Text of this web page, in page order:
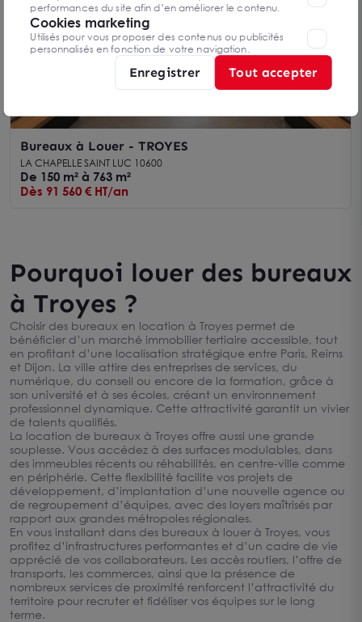
Bureaux à Louer - TROYES
LA CHAPELLE SAINT LUC 10600
De 150 m² à 763 m²
Dès 91 560 € HT/an
Pourquoi louer des bureaux
à Troyes ?
Choisir des bureaux en location à Troyes permet de
bénéficier d’un marché immobilier tertiaire accessible, tout
en profitant d’une localisation stratégique entre Paris, Reims
et Dijon. La ville attire des entreprises de services, du
numérique, du conseil ou encore de la formation, grâce à
son université et à ses écoles, créant un environnement
professionnel dynamique. Cette attractivité garantit un vivier
de talents qualifiés.
La location de bureaux à Troyes offre aussi une grande
souplesse. Vous accédez à des surfaces modulables, dans
des immeubles récents ou réhabilités, en centre-ville comme
en périphérie. Cette flexibilité facilite vos projets de
développement, d’implantation d’une nouvelle agence ou
de regroupement d’équipes, avec des loyers maîtrisés par
rapport aux grandes métropoles régionales.
En vous installant dans des bureaux à louer à Troyes, vous
profitez d’infrastructures performantes et d’un cadre de vie
apprécié de vos collaborateurs. Les accès routiers, l’offre de
transports, les commerces, ainsi que la présence de
nombreux services de proximité renforcent l’attractivité du
territoire pour recruter et fidéliser vos équipes sur le long
terme.
performances du site afin d’en améliorer le contenu.
Cookies marketing
Utilisés pour vous proposer des contenus ou publicités
personnalisés en fonction de votre navigation.
Enregistrer Tout accepter